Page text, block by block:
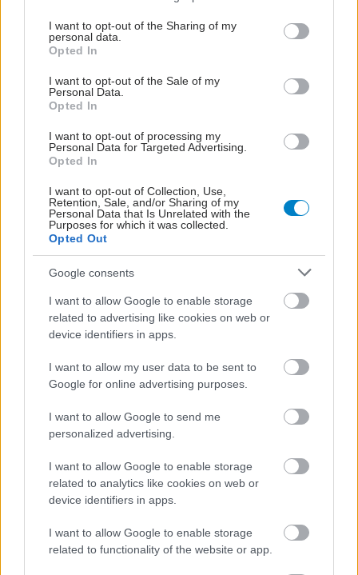
not limited to your visit or usage behaviour. You may click to
grant or deny consent to Google and its third-party tags to
use your data for below specified purposes in below Google
consent section.
I want to opt-out of the Sharing of my
personal data.
Opted In
I want to opt-out of the Sale of my
Personal Data.
Opted In
I want to opt-out of processing my
Personal Data for Targeted Advertising.
Opted In
I want to opt-out of Collection, Use,
Retention, Sale, and/or Sharing of my
Personal Data that Is Unrelated with the
Purposes for which it was collected.
Opted Out
Google consents
I want to allow Google to enable storage
related to advertising like cookies on web or
device identifiers in apps.
I want to allow my user data to be sent to
Google for online advertising purposes.
I want to allow Google to send me
personalized advertising.
I want to allow Google to enable storage
related to analytics like cookies on web or
device identifiers in apps.
I want to allow Google to enable storage
related to functionality of the website or app.
πρακτικής άσκησης
Ταχύτερη και
οικονομικότερη
παραγωγή για
ΔΕΙΤΕ ΕΠΙΣΗΣ